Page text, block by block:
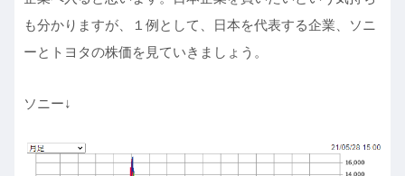
も分かりますが、１例として、日本を代表する企業、ソニ
ーとトヨタの株価を見ていきましょう。
ソニー↓